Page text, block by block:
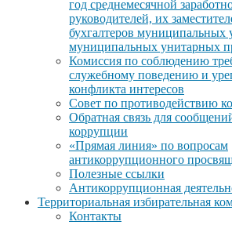
год среднемесячной
руководителей, их
бухгалтеров муниципальных
муниципальных унитарных
Комиссия по соблюдению
служебному поведению и
конфликта интересов
Совет по противодействию
Обратная связь для
коррупции
«Прямая линия» по вопросам
антикоррупционного
Полезные ссылки
Антикоррупционная
Территориальная избирательная
Контакты